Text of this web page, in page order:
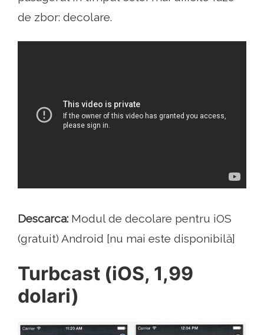
de zbor: decolare.
Descarca: Modul de decolare pentru iOS
(gratuit) Android [nu mai este disponibilă]
Turbcast (iOS, 1,99
dolari)